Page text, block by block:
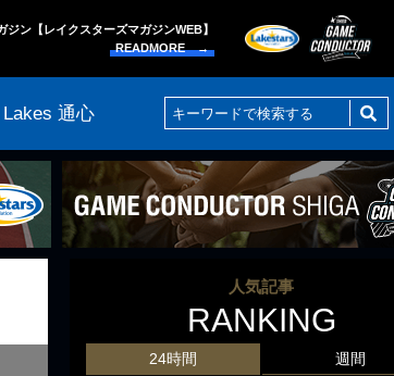
ン【レイクスターズマガジンWEB】
READMORE →
Lakes 通心
人気記事
RANKING
24時間 週間